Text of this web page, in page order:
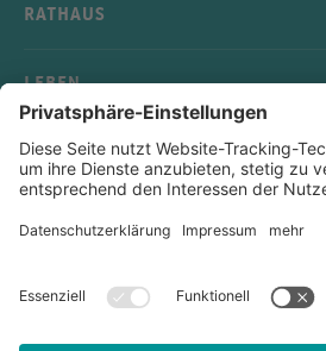
RATHAUS
LEBEN
SERVICE
KONTAKT